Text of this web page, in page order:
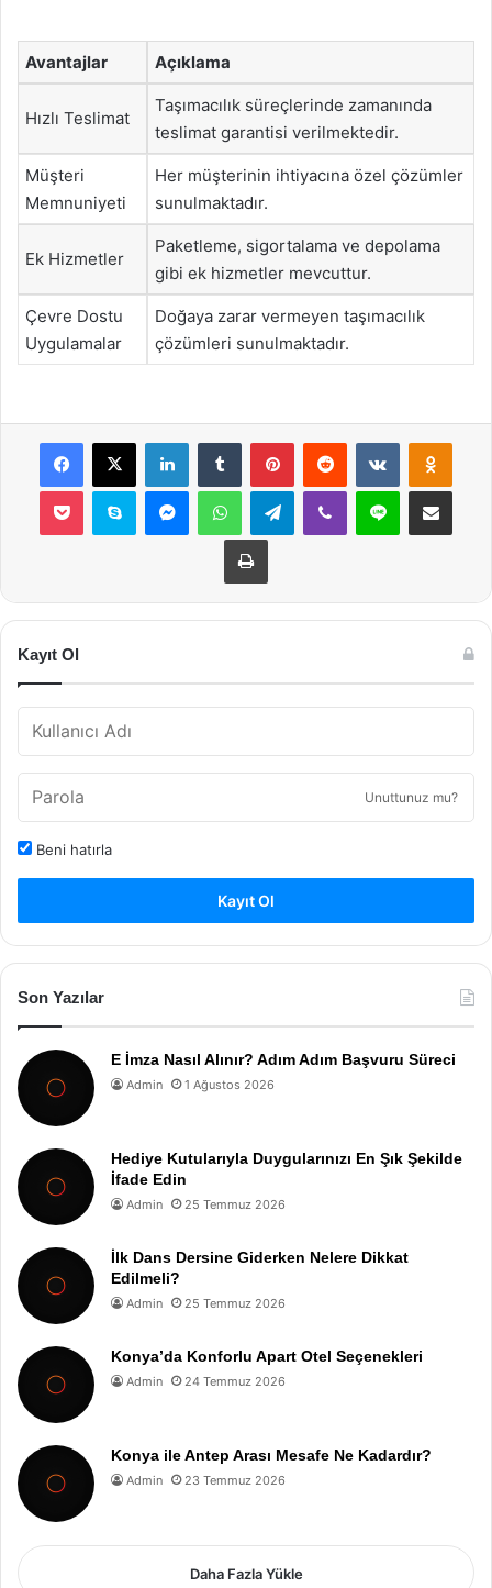
Avantajlar Açıklama
Hızlı Teslimat
Taşımacılık süreçlerinde zamanında
teslimat garantisi verilmektedir.
Müşteri
Memnuniyeti
Her müşterinin ihtiyacına özel çözümler
sunulmaktadır.
Ek Hizmetler
Paketleme, sigortalama ve depolama
gibi ek hizmetler mevcuttur.
Çevre Dostu
Uygulamalar
Doğaya zarar vermeyen taşımacılık
çözümleri sunulmaktadır.
Facebook
X LinkedInTumblr PinterestReddit VKontakte
Pocket Skype MessengerWhatsAppTelegramViber Line E-Posta ile
Yazdır
Kayıt Ol
Unuttunuz mu?
Beni hatırla
Kayıt Ol
Son Yazılar
E İmza Nasıl Alınır? Adım Adım Başvuru Süreci
Admin 1 Ağustos 2026
Hediye Kutularıyla Duygularınızı En Şık Şekilde
İfade Edin
Admin 25 Temmuz 2026
İlk Dans Dersine Giderken Nelere Dikkat
Edilmeli?
Admin 25 Temmuz 2026
Konya’da Konforlu Apart Otel Seçenekleri
Admin 24 Temmuz 2026
Konya ile Antep Arası Mesafe Ne Kadardır?
Admin 23 Temmuz 2026
Daha Fazla Yükle